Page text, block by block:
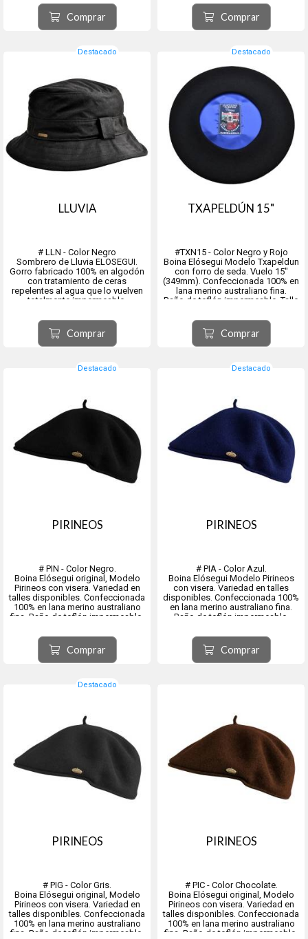
Origen ciudad de Tolosa, provincia
de Guipúzcoa, comunidad
autónoma del País Vasco, Españ...
Comprar
Origen ciudad de Tolosa, provincia
de Guipúzcoa, comunidad
autónoma del País Vasco, España.
Comprar
Destacado
LLUVIA
# LLN - Color Negro
Sombrero de Lluvia ELOSEGUI.
Gorro fabricado 100% en algodón
con tratamiento de ceras
repelentes al agua que lo vuelven
totalmente impermeable.
Origen ciudad de Tolosa, provincia
de Guipúzcoa comunidad
autónoma del País Vasco, España.
Comprar
Destacado
TXAPELDÚN 15"
#TXN15 - Color Negro y Rojo
Boina Elósegui Modelo Txapeldun
con forro de seda. Vuelo 15"
(349mm). Confeccionada 100% en
lana merino australiano fina.
Baño de teflón impermeable. Talle
Origen ciudad de Tolosa, provincia
de Guipúzcoa, comunidad
autónoma del País Vasco, España.
Comprar
Destacado
PIRINEOS
# PIN - Color Negro.
Boina Elósegui original, Modelo
Pirineos con visera. Variedad en
talles disponibles. Confeccionada
100% en lana merino australiano
fina. Baño de teflón impermeable.
Origen, ciudad de Tolosa,
provincia de Guipúzcoa
comunidad autónoma del País
Vasco, España.
Comprar
Destacado
PIRINEOS
# PIA - Color Azul.
Boina Elósegui Modelo Pirineos
con visera. Variedad en talles
disponibles. Confeccionada 100%
en lana merino australiano fina.
Baño de teflón impermeable.
Origen, ciudad de Tolosa,
provincia de Guipúzcoa
comunidad autónoma del País
Vasco, España.
Comprar
Destacado
PIRINEOS
# PIG - Color Gris.
Boina Elósegui original, Modelo
Pirineos con visera. Variedad en
talles disponibles. Confeccionada
100% en lana merino australiano
fina. Baño de teflón impermeable.
PIRINEOS
# PIC - Color Chocolate.
Boina Elósegui original, Modelo
Pirineos con visera. Variedad en
talles disponibles. Confeccionada
100% en lana merino australiano
fina. Baño de teflón impermeable.